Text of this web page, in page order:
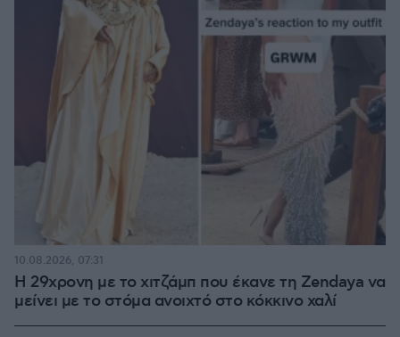
Η 29χρονη με το χιτζάμπ που έκανε τη Zendaya να
μείνει με το στόμα ανοιχτό στο κόκκινο χαλί
10.08.2026, 07:31